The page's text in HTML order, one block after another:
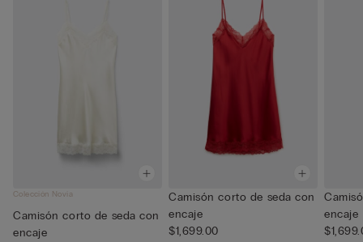
Colección Novia
Camisón corto de seda con
encaje
Camisón corto de seda con
encaje
$1,699.00
encaje